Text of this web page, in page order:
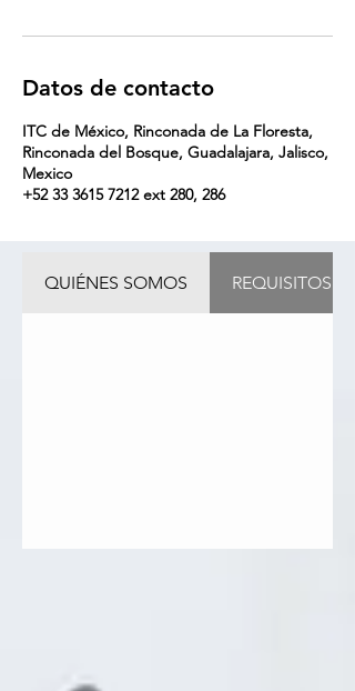
Datos de contacto
ITC de México, Rinconada de La Floresta,
Rinconada del Bosque, Guadalajara, Jalisco,
Mexico
+52 33 3615 7212 ext 280, 286
QUIÉNES SOMOS REQUISITOS